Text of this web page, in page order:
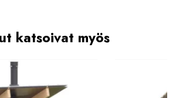
katsoivat myös